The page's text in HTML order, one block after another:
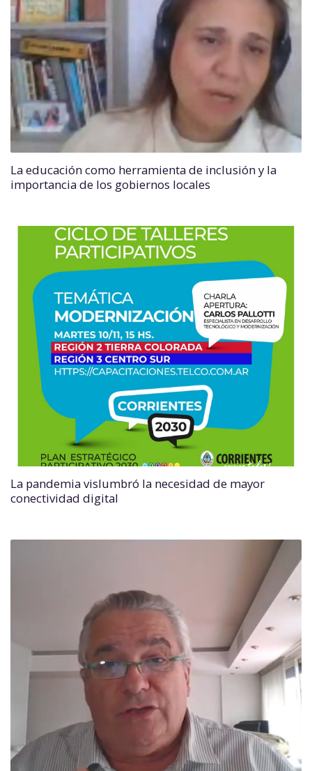
La educación como herramienta de inclusión y la
importancia de los gobiernos locales
La pandemia vislumbró la necesidad de mayor
conectividad digital